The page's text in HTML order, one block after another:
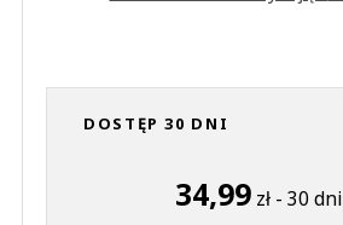
DOSTĘP 30 DNI
34,99 zł - 30 dni